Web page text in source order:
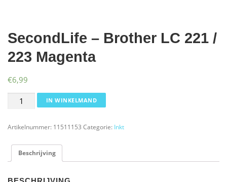
SecondLife – Brother LC 221 /
223 Magenta
€6,99
SecondLife
LC
aantal
IN WINKELMAND
Artikelnummer: 11511153 Categorie: Inkt
Beschrijving